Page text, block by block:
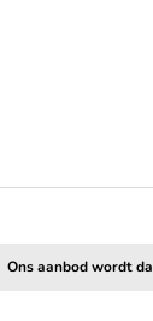
Ons aanbod wordt